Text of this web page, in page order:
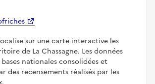
sur une carte interactive les
de La Chassagne. Les données
nationales consolidées et
des recensements réalisés par les